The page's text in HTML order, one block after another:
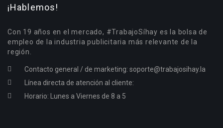
¡Hablemos!
Con 19 años en el mercado, #TrabajoSíhay es la bolsa de
empleo de la industria publicitaria más relevante de la
región.
Contacto general / de marketing: soporte@trabajosihay.la
Línea directa de atención al cliente:
Horario: Lunes a Viernes de 8 a 5